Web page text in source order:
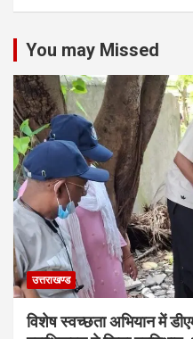
You may Missed
उत्तराखण्ड
विशेष स्वच्छता अभियान में